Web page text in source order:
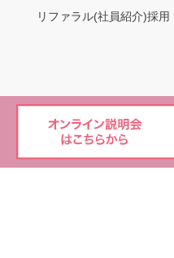
リファラル(社員紹介)採用
ソフィアメディ株式会社